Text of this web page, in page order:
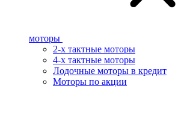
моторы
2-х тактные моторы
4-х тактные моторы
Лодочные моторы в кредит
Моторы по акции